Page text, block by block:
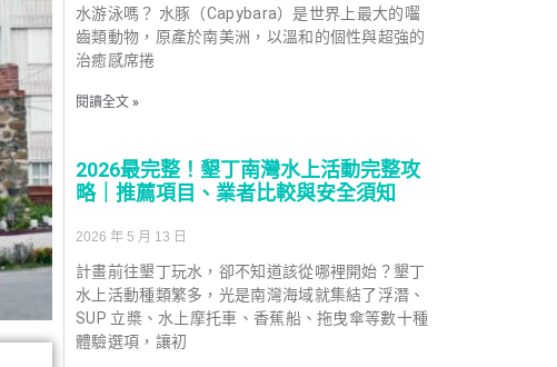
水游泳嗎？ 水豚（Capybara）是世界上最大的囓
齒類動物，原產於南美洲，以溫和的個性與超強的
治癒感席捲
閱讀全文 »
2026最完整！墾丁南灣水上活動完整攻
略｜推薦項目、業者比較與安全須知
2026 年 5 月 13 日
計畫前往墾丁玩水，卻不知道該從哪裡開始？墾丁
水上活動種類繁多，光是南灣海域就集結了浮潛、
SUP 立槳、水上摩托車、香蕉船、拖曳傘等數十種
體驗選項，讓初